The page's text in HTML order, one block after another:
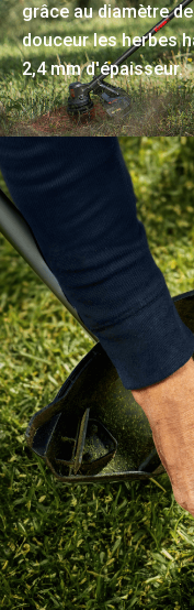
grâce au diamètre
douceur les herbes
2,4 mm d'épaisseur.